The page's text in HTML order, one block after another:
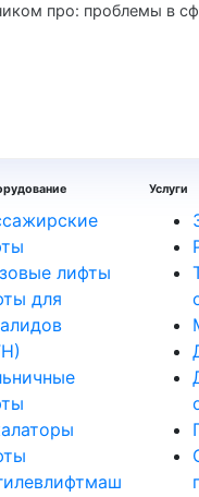
про: проблемы в
лифты
для
Услуги